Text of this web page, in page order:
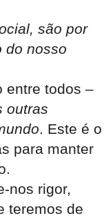
são por
do nosso
entre todos –
outras
. Este é o
para manter
nos rigor,
teremos de